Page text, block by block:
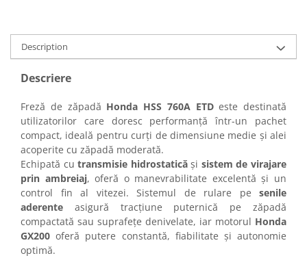
Description
Descriere
Freză de zăpadă Honda HSS 760A ETDeste destinată
utilizatorilor care doresc performanță într-un pachet
compact, ideală pentru curți de dimensiune medie și alei
acoperite cu zăpadă moderată.
Echipată cutransmisie hidrostaticăși sistem de virajare
prin ambreiaj, oferă o manevrabilitate excelentă și un
control fin al vitezei. Sistemul de rulare pe senile
aderente asigură tracțiune puternică pe zăpadă
compactată sau suprafețe denivelate, iar motorul Honda
GX200 oferă putere constantă, fiabilitate și autonomie
optimă.